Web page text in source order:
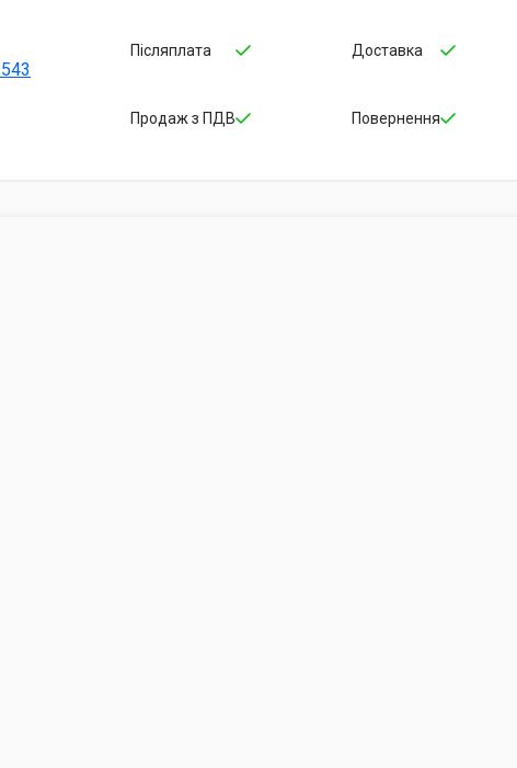
Післяплата
Продаж з ПДВ
Доставка
Повернення